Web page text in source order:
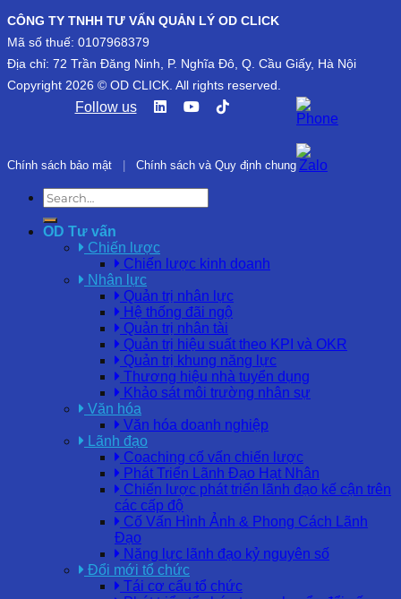
CÔNG TY TNHH TƯ VẤN QUẢN LÝ OD CLICK
Mã số thuế: 0107968379
Địa chỉ: 72 Trần Đăng Ninh, P. Nghĩa Đô, Q. Cầu Giấy, Hà Nội
Copyright 2026 © OD CLICK. All rights reserved.
Follow us
Chính sách bảo mật Chính sách và Quy định chung
OD Tư vấn
Chiến lược
Chiến lược kinh doanh
Nhân lực
Quản trị nhân lực
Hệ thống đãi ngộ
Quản trị nhân tài
Quản trị hiệu suất theo KPI và OKR
Quản trị khung năng lực
Thương hiệu nhà tuyển dụng
Khảo sát môi trường nhân sự
Văn hóa
Văn hóa doanh nghiệp
Lãnh đạo
Coaching cố vấn chiến lược
Phát Triển Lãnh Đạo Hạt Nhân
Chiến lược phát triển lãnh đạo kế cận trên
các cấp độ
Cố Vấn Hình Ảnh & Phong Cách Lãnh
Đạo
Năng lực lãnh đạo kỷ nguyên số
Đổi mới tổ chức
Tái cơ cấu tổ chức